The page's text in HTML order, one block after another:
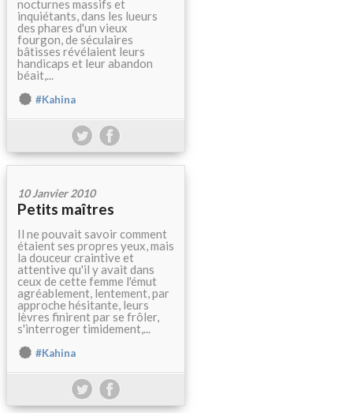
nocturnes massifs et
inquiétants, dans les lueurs
des phares d'un vieux
fourgon, de séculaires
bâtisses révélaient leurs
handicaps et leur abandon
béait,...
#Kahina
10 Janvier 2010
Petits maîtres
Il ne pouvait savoir comment
étaient ses propres yeux, mais
la douceur craintive et
attentive qu'il y avait dans
ceux de cette femme l'émut
agréablement, lentement, par
approche hésitante, leurs
lèvres finirent par se frôler,
s'interroger timidement,...
#Kahina